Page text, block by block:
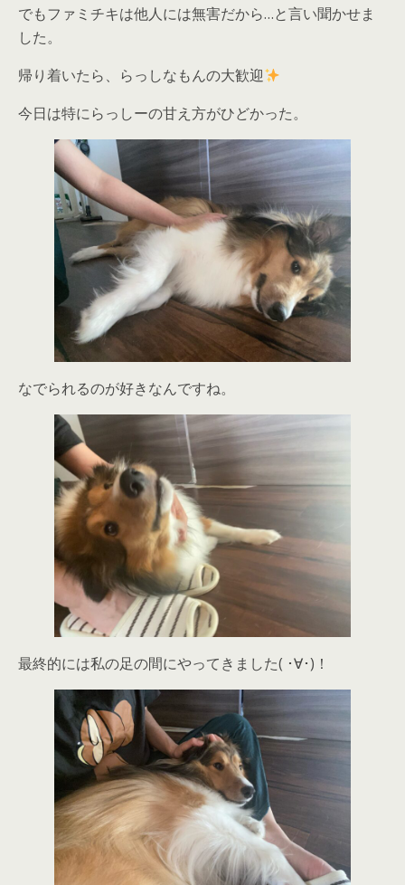
でもファミチキは他人には無害だから…と言い聞かせま
した。
帰り着いたら、らっしなもんの大歓迎
今日は特にらっしーの甘え方がひどかった。
なでられるのが好きなんですね。
最終的には私の足の間にやってきました( ･∀･)！